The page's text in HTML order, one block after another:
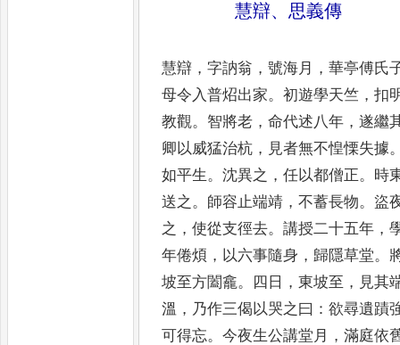
慧辯、 思義傳
慧辯 ，字訥翁 ，號海月 ，華亭傅氏
母令 入普炤出家。初遊學天竺 ，扣
教觀。 智將老 ，命代述八年 ，遂繼
卿以威猛治杭 ， 見者無不惶慄失據
如平生 。沈異之 ，任以都僧正。 時
送之 。 師容 止端靖 ，不蓄長物。盜
之 ，使從支徑去。講授二十五年 ，
年倦煩 ， 以六事隨身 ， 歸隱草堂。
坡至方闔龕。 四日 ，東坡至 ， 見其
溫 ， 乃作三偈以哭之曰 ：欲尋遺蹟
可得忘。今夜生公講堂 月 ，滿庭依